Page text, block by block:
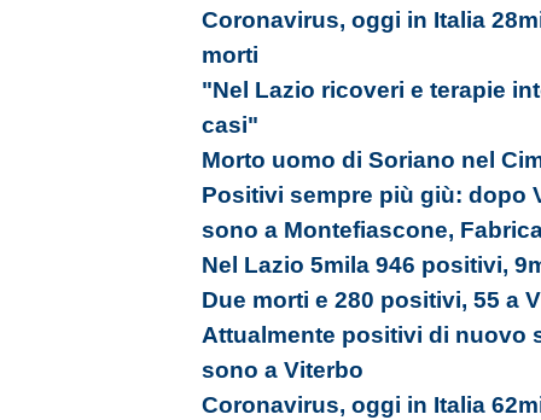
Coronavirus, oggi in Italia
morti
"Nel Lazio ricoveri e terapie
casi"
Morto uomo di Soriano nel
Positivi sempre più giù: dopo
sono a Montefiascone,
Nel Lazio 5mila 946 positivi,
Due morti e 280 positivi, 55 a
Attualmente positivi di nuovo
sono a Viterbo
Coronavirus, oggi in Italia